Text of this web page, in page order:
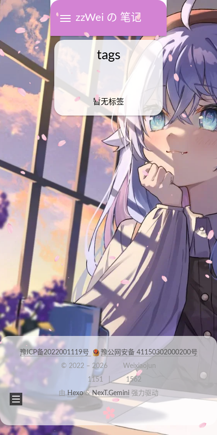
zzWei の 笔记
tags
暂无标签
豫ICP备2022001119号
豫公网安备 41150302000200号
© 2022 – 2026
Weixiaojun
1151
1562
由Hexo&NexT.Gemini 强力驱动